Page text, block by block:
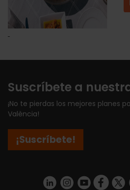
Suscríbete a
¡No te pierdas los mejores planes
València!
¡Suscríbete!
https://www.linkedin.com/company/turismo-valencia/mycompany/
https://https://https://